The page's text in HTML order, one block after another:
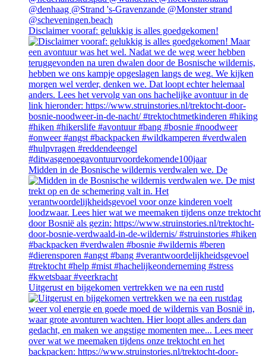
Disclaimer vooraf: gelukkig is alles goedgekomen!
Midden in de Bosnische wildernis verdwalen we. De
Uitgerust en bijgekomen vertrekken we na een rustd